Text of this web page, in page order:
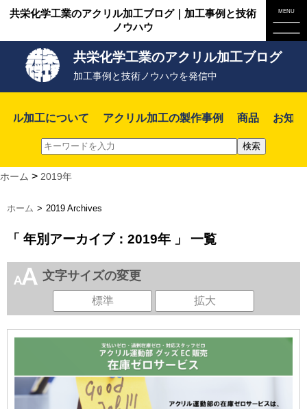
共栄化学工業のアクリル加工ブログ
加工事例と技術ノウハウを発信中
ル加工について アクリル加工の製作事例 商品 お知
ホーム > 2019年
共栄化学工業のアクリル加工ブログ｜加工事例と技術
ノウハウ
ホーム > 2019 Archives
「 年別アーカイブ：2019年 」 一覧
文字サイズの変更
標準 拡大